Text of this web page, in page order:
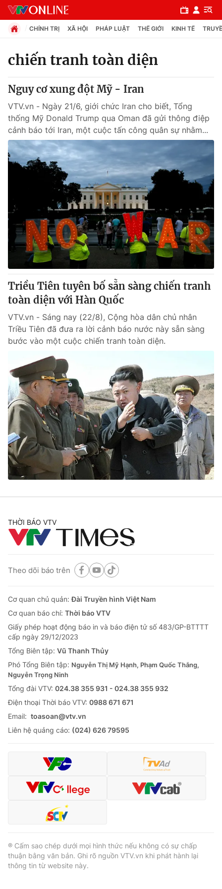
Chuyên mục
Xã hội
Pháp luật
Thế giới
Tin tức
Thế giới đó đây
Câu chuyện quốc tế
Kinh tế
Tài chính
Thị trường
Góc doanh nghiệp
Dữ liệu và đời sống
Truyền hình
Phim VTV
Hậu trường
Nhân vật
Khán giả
Giải sao mai
Giải trí
Âm nhạc
Sao
Đời sống
Du lịch
Làm đẹp
Chất lượng cuộc sống
Giáo dục
Tuyển sinh
Học trực tuyến
Công nghệ
Hitech Công nghệ tương lai
Sản phẩm
Thị trường
Tư vấn
Giao lưu trực tuyến
Lịch phát sóng
Emagazine Podcast
VTV Money VTV Thể thao
VTV Sức khoẻ
Thị trường 24h Tấm lòng Việt
VTV4 Vươn mình bằng AI
VTV9 VTV8
Liên hệ tòa soạn
THỜI BÁO VTV
Theo dõi báo trên
CHÍNH TRỊ XÃ HỘI PHÁP LUẬT THẾ GIỚI KINH TẾ
chiến tranh toàn diện
Nguy cơ xung đột Mỹ - Iran
VTV.vn - Ngày 21/6, giới chức Iran cho biết, Tổng
thống Mỹ Donald Trump qua Oman đã gửi thông điệp
cảnh báo tới Iran, một cuộc tấn công quân sự nhằm...
Triều Tiên tuyên bố sẵn sàng chiến tranh
toàn diện với Hàn Quốc
VTV.vn - Sáng nay (22/8), Cộng hòa dân chủ nhân
Triều Tiên đã đưa ra lời cảnh báo nước này sẵn sàng
bước vào một cuộc chiến tranh toàn diện.
THỜI BÁO VTV
Theo dõi báo trên
Cơ quan chủ quản:Đài Truyền hình Việt Nam
Cơ quan báo chí: Thời báo VTV
Giấy phép hoạt động báo in và báo điện tử số 483/GP-BTTTT
cấp ngày 29/12/2023
Tổng Biên tập: Vũ Thanh Thủy
Phó Tổng Biên tập: Nguyễn Thị Mỹ Hạnh, Phạm Quốc Thắng,
Nguyễn Trọng Ninh
Tổng đài VTV: 024.38 355 931 - 024.38 355 932
Ðiện thoại Thời báo VTV: 0988 671 671
Email: toasoan@vtv.vn
Liên hệ quảng cáo: (024) 626 79595
® Cấm sao chép dưới mọi hình thức nếu không có sự chấp
thuận bằng văn bản. Ghi rõ nguồn VTV.vn khi phát hành lại
thông tin từ website này.